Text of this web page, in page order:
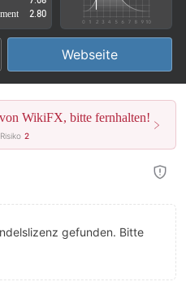
2.80
Webseite
WikiFX, bitte fernhalten!
Risiko 2
gefunden. Bitte